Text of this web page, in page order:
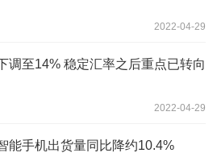
2022-04-29
调至14% 稳定汇率之后重点已转向
2022-04-29
能手机出货量同比降约10.4%